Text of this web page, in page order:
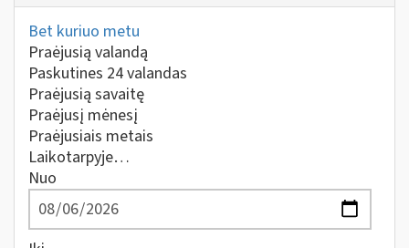
Bet kuriuo metu
Praėjusią valandą
Paskutines 24 valandas
Praėjusią savaitę
Praėjusį mėnesį
Praėjusiais metais
Laikotarpyje…
Nuo